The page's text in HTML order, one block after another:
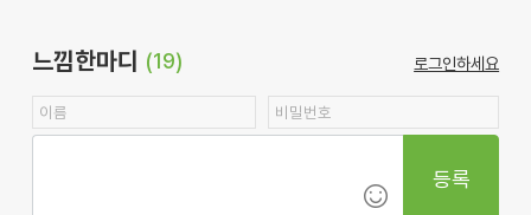
느낌한마디 (19) 로그인하세요
등록